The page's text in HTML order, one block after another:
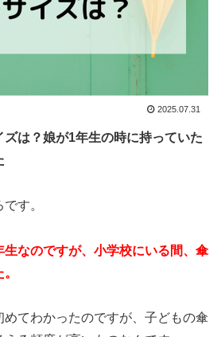
2025.07.31
は？娘が1年生の時に持っていた
す。
生なのですが、小学校にいる間、傘
てわかったのですが、子どもの傘